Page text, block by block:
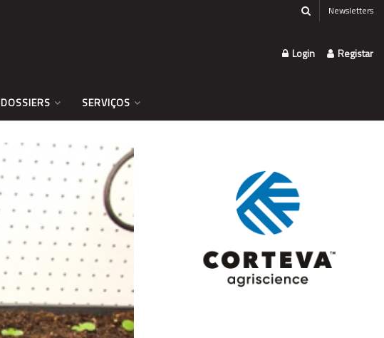
Newsletters
Login Registar
DOSSIERS SERVIÇOS